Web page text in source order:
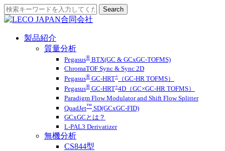
製品紹介
質量分析
Pegasus® BTX(GC & GCxGC-TOFMS)
ChromaTOF Sync & Sync 2D
Pegasus® GC-HRT+
（GC-HR TOFMS）
Pegasus® GC-HRT+4D（GC×GC-HR TOFMS）
Paradigm Flow Modulator and Shift Flow Splitter
QuadJet™ SD(GCxGC-FID)
GCxGCとは？
L-PAL3 Derivatizer
無機分析
CS844型